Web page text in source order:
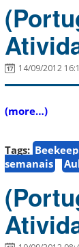
14/09/2012
(more…)
Tags:
semanais